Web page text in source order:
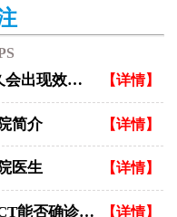
白癜风照美国308激光多久会出现效果？ 【详情】
简介 【详情】
医生 【详情】
白斑用手搓不变红，皮肤CT能否确诊白癜风？ 【详情】